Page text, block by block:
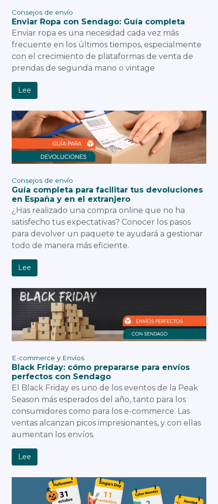
Consejos de envío
Enviar Ropa con Sendago: Guía completa
Enviar ropa es una necesidad cada vez más
frecuente en los últimos tiempos, especialmente
con el crecimiento de plataformas de venta de
prendas de segunda mano o vintage
Lee
Consejos de envío
Guía completa para facilitar tus devoluciones
en España y en el extranjero
¿Has realizado una compra online que no ha
satisfecho tus expectativas? Conocer los pasos
para devolver un paquete te ayudará a gestionar
todo de manera más eficiente.
Lee
E-commerce y Envíos
Black Friday: cómo prepararse para envíos
perfectos con Sendago
El Black Friday es uno de los eventos de la Peak
Season más esperados del año, tanto para los
consumidores como para los e-commerce. Las
ventas alcanzan picos impresionantes, y con ellas
aumentan los envíos.
Lee